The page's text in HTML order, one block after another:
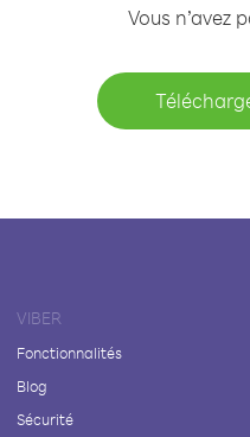
Vous n’avez
VIBER
Fonctionnalités
Blog
Sécurité